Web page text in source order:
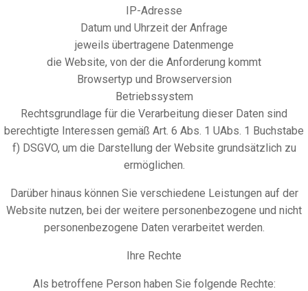
IP-Adresse
Datum und Uhrzeit der Anfrage
jeweils übertragene Datenmenge
die Website, von der die Anforderung kommt
Browsertyp und Browserversion
Betriebssystem
Rechtsgrundlage für die Verarbeitung dieser Daten sind
berechtigte Interessen gemäß Art. 6 Abs. 1 UAbs. 1 Buchstabe
f) DSGVO, um die Darstellung der Website grundsätzlich zu
ermöglichen.
Darüber hinaus können Sie verschiedene Leistungen auf der
Website nutzen, bei der weitere personenbezogene und nicht
personenbezogene Daten verarbeitet werden.
Ihre Rechte
Als betroffene Person haben Sie folgende Rechte: